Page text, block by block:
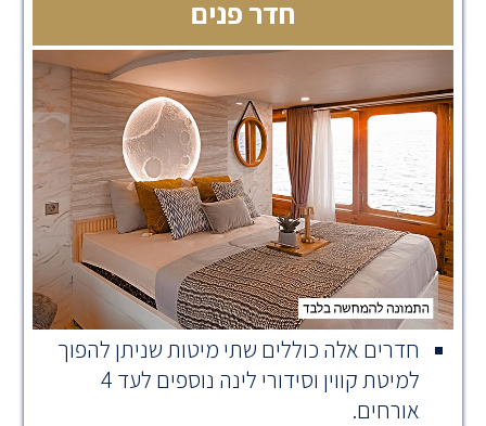
חדר פנים
חדרים אלה כוללים שתי מיטות שניתן להפוך
למיטת קווין וסידורי לינה נוספים לעד 4
אורחים.